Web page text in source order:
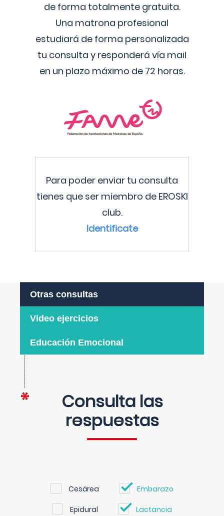
de forma totalmente gratuita.
Una matrona profesional
estudiará de forma personalizada
tu consulta y responderá vía mail
en un plazo máximo de 72 horas.
Para poder enviar tu consulta
tienes que ser miembro de EROSKI
club.
Identificate
Otras consultas
Video ejercicios
Educación Emocional
Consulta las
respuestas
Cesárea Embarazo
Epidural Lactancia